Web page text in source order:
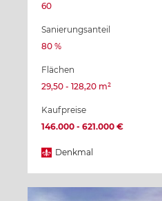
60
Sanierungsanteil
80 %
Flächen
29,50 - 128,20 m²
Kaufpreise
146.000 - 621.000 €
Denkmal